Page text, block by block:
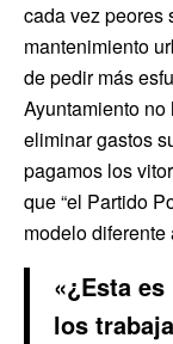
cada vez peores
mantenimiento
de pedir más
Ayuntamiento no
eliminar gastos
pagamos los
que “el Partido
modelo diferente
«¿Esta
los